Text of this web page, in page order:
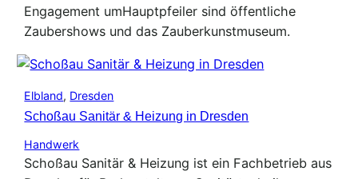
Engagement umHauptpfeiler sind öffentliche
Zaubershows und das Zauberkunstmuseum.
Elbland, Dresden
Schoßau Sanitär & Heizung in Dresden
Handwerk
Schoßau Sanitär & Heizung ist ein Fachbetrieb aus